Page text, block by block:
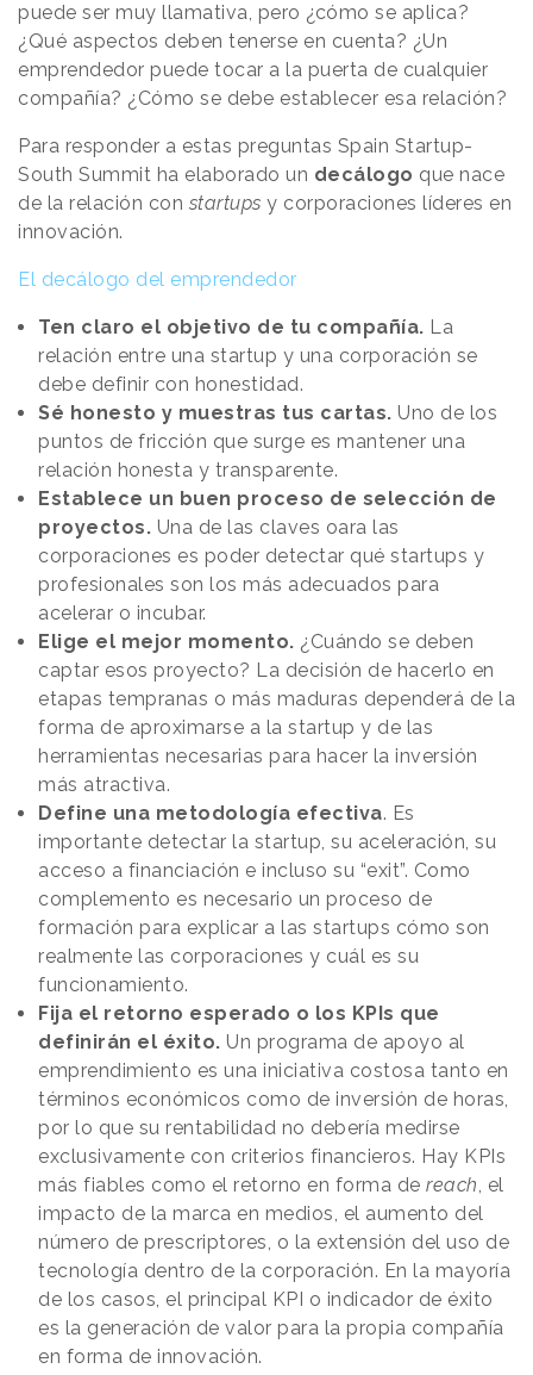
puede ser muy llamativa, pero ¿cómo se aplica?
¿Qué aspectos deben tenerse en cuenta? ¿Un
emprendedor puede tocar a la puerta de cualquier
compañía? ¿Cómo se debe establecer esa relación?
Para responder a estas preguntas Spain Startup-
South Summit ha elaborado un decálogo que nace
de la relación con startups y corporaciones líderes en
innovación.
El decálogo del emprendedor
Ten claro el objetivo de tu compañía. La
relación entre una startup y una corporación se
debe definir con honestidad.
Sé honesto y muestras tus cartas. Uno de los
puntos de fricción que surge es mantener una
relación honesta y transparente.
Establece un buen proceso de selección de
proyectos. Una de las claves oara las
corporaciones es poder detectar qué startups y
profesionales son los más adecuados para
acelerar o incubar.
Elige el mejor momento. ¿Cuándo se deben
captar esos proyecto? La decisión de hacerlo en
etapas tempranas o más maduras dependerá de la
forma de aproximarse a la startup y de las
herramientas necesarias para hacer la inversión
más atractiva.
Define una metodología efectiva. Es
importante detectar la startup, su aceleración, su
acceso a financiación e incluso su “exit”. Como
complemento es necesario un proceso de
formación para explicar a las startups cómo son
realmente las corporaciones y cuál es su
funcionamiento.
Fija el retorno esperado o los KPIs que
definirán el éxito. Un programa de apoyo al
emprendimiento es una iniciativa costosa tanto en
términos económicos como de inversión de horas,
por lo que su rentabilidad no debería medirse
exclusivamente con criterios financieros. Hay KPIs
más fiables como el retorno en forma de reach, el
impacto de la marca en medios, el aumento del
número de prescriptores, o la extensión del uso de
tecnología dentro de la corporación. En la mayoría
de los casos, el principal KPI o indicador de éxito
es la generación de valor para la propia compañía
en forma de innovación.